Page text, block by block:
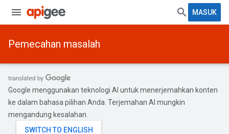
MASUK
Pemecahan masalah
Google menggunakan teknologi AI untuk menerjemahkan konten
ke dalam bahasa pilihan Anda. Terjemahan AI mungkin
mengandung kesalahan.